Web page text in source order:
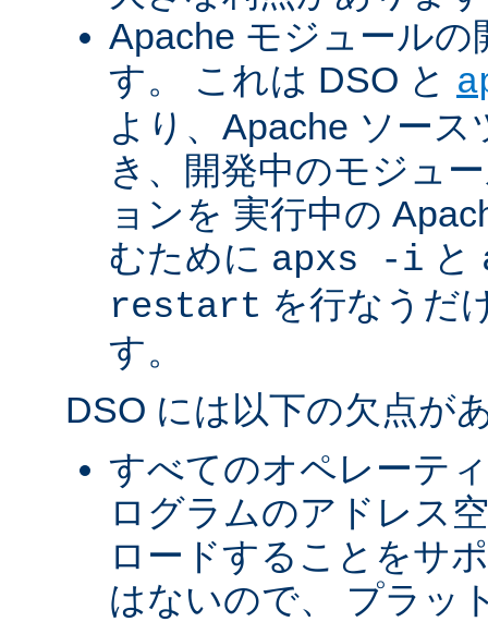
Apache モジュール
す。 これは DSO と
より、Apache ソー
き、開発中のモジュ
ョンを 実行中の
むために apxs -i と
restart を行なうだ
す。
DSO には以下の欠点が
すべてのオペレーテ
ログラムのアドレス
ロードすることをサ
はないので、 プラッ